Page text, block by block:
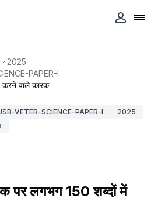
2025
PAPER-I
करने वाले कारक
VETER-SCIENCE-PAPER-I
2025
पर लगभग 150 शब्दों में